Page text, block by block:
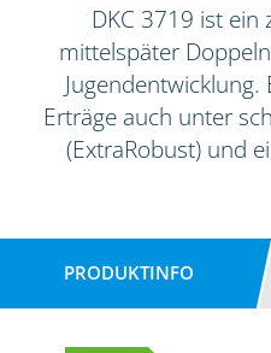
DKC 3719 ist
mittelspäter
Erträge auch unter
(ExtraRobust) und
PRODUKTINFO